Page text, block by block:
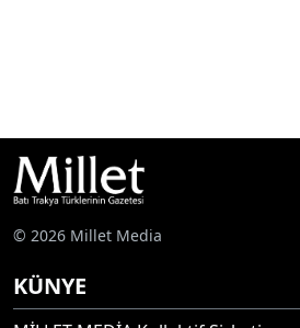
© 2026 Millet Media
KÜNYE